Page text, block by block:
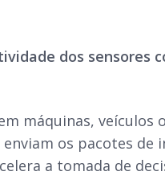
dos sensores
máquinas, veículos
os pacotes
a tomada de